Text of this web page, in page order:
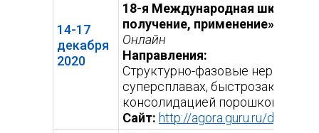
14-17
декабря
2020
18-я Международная школа-
получение, применение»
Онлайн
Направления:
Структурно-фазовые
суперсплавах,
консолидацией порошков.
Сайт: http://agora.guru.ru/